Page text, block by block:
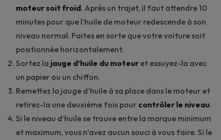
moteur soit froid. Après un trajet, il faut attendre 10
minutes pour que l’huile de moteur redescende à son
niveau normal. Faites en sorte que votre voiture soit
positionnée horizontalement.
Sortez la jauge d’huile du moteur et essuyez-la avec
un papier ou un chiffon.
Remettez la jauge d’huile à sa place dans le moteur et
retirez-la une deuxième fois pour contrôler le niveau.
Si le niveau d’huile se trouve entre la marque minimum
et maximum, vous n’avez aucun souci à vous faire. Si le